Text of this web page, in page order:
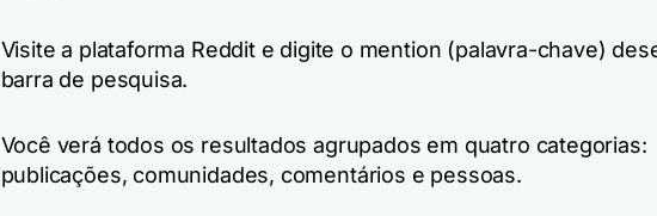
Visite a plataforma Reddit e digite o mention (palavra-chave)
barra de pesquisa.
Você verá todos os resultados agrupados em quatro categorias:
publicações, comunidades, comentários e pessoas.